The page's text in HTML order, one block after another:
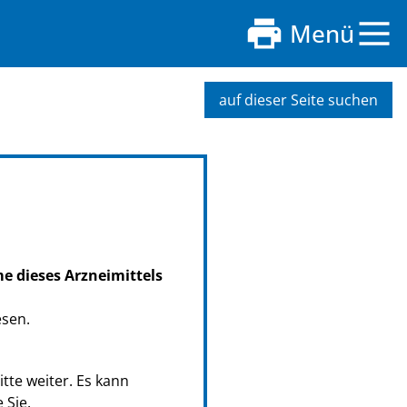
Menü
auf dieser Seite suchen
dieses Arzneimittels
weiter. Es kann
Sie.